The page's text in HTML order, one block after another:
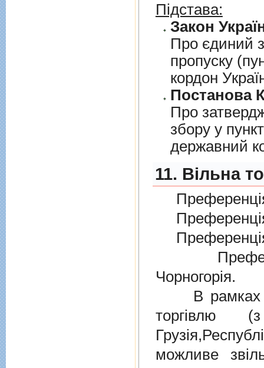
Підстава:
Закон
Про єдиний
пропуску
кордон
Постанова
Про
збору у
державний
11. Вільна
Чорногорія.
В рамках
торгiвлю
можливе